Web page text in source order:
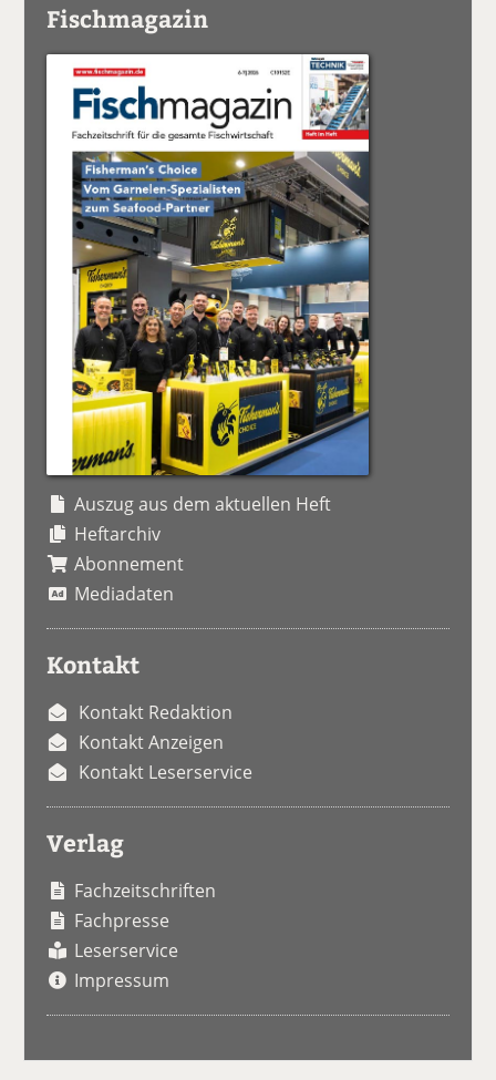
Fischmagazin
Auszug aus dem aktuellen Heft
Heftarchiv
Abonnement
Mediadaten
Kontakt
Kontakt Redaktion
Kontakt Anzeigen
Kontakt Leserservice
Verlag
Fachzeitschriften
Fachpresse
Leserservice
Impressum